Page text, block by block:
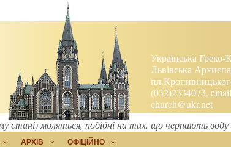
Українська
Львівська
(032)2334073,
church@ukr.net
стані) моляться, подібні на тих, що черпають
АРХІВ ОФІЦІЙНО